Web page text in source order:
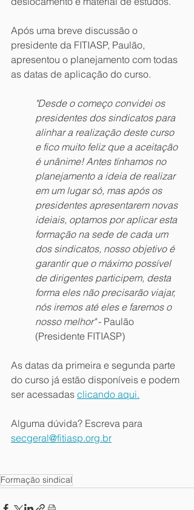
Após uma breve discussão o
presidente da FITIASP, Paulão,
apresentou o planejamento com todas
as datas de aplicação do curso.
"Desde o começo convidei os
presidentes dos sindicatos para
alinhar a realização deste curso
e fico muito feliz que a aceitação
é unânime! Antes tínhamos no
planejamento a ideia de realizar
em um lugar só, mas após os
presidentes apresentarem novas
ideiais, optamos por aplicar esta
formação na sede de cada um
dos sindicatos, nosso objetivo é
garantir que o máximo possível
de dirigentes participem, desta
forma eles não precisarão viajar,
nós iremos até eles e faremos o
nosso melhor" - Paulão
(Presidente FITIASP)
As datas da primeira e segunda parte
do curso já estão disponíveis e podem
ser acessadas clicando aqui.
Alguma dúvida? Escreva para
secgeral@fitiasp.org.br
Formação sindical